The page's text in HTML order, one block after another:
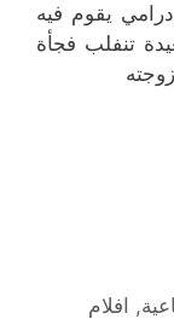
يقوم فيه
تنفلب فجأة
, افلام